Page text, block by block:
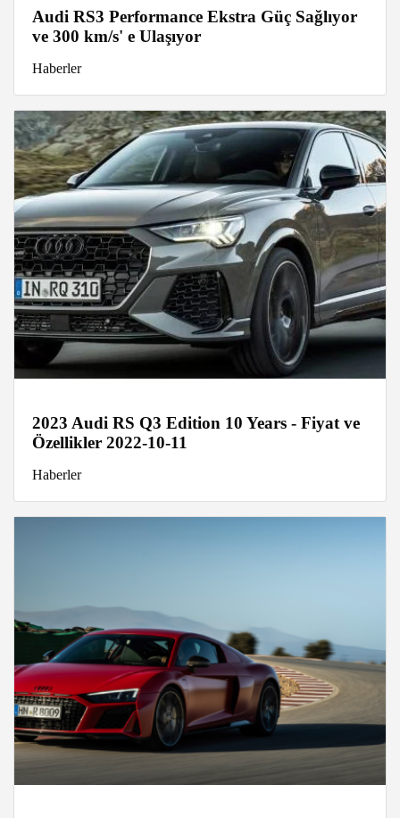
Audi RS3 Performance Ekstra Güç Sağlıyor
ve 300 km/s' e Ulaşıyor
Haberler
2023 Audi RS Q3 Edition 10 Years - Fiyat ve
Özellikler 2022-10-11
Haberler